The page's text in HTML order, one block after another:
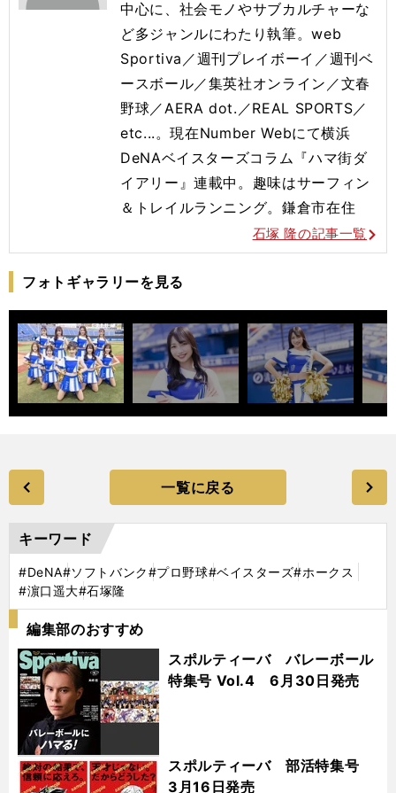
中心に、社会モノやサブカルチャーな
ど多ジャンルにわたり執筆。web
Sportiva／週刊プレイボーイ／週刊ベ
ースボール／集英社オンライン／文春
野球／AERA dot.／REAL SPORTS／
etc...。現在Number Webにて横浜
DeNAベイスターズコラム『ハマ街ダ
イアリー』連載中。趣味はサーフィン
＆トレイルランニング。鎌倉市在住
石塚 隆の記事一覧
フォトギャラリーを見る
一覧に戻る
キーワード
#DeNA#ソフトバンク#プロ野球#ベイスターズ#ホークス
#濵口遥大#石塚隆
編集部のおすすめ
スポルティーバ バレーボール
特集号 Vol.4 6月30日発売
スポルティーバ 部活特集号
3月16日発売